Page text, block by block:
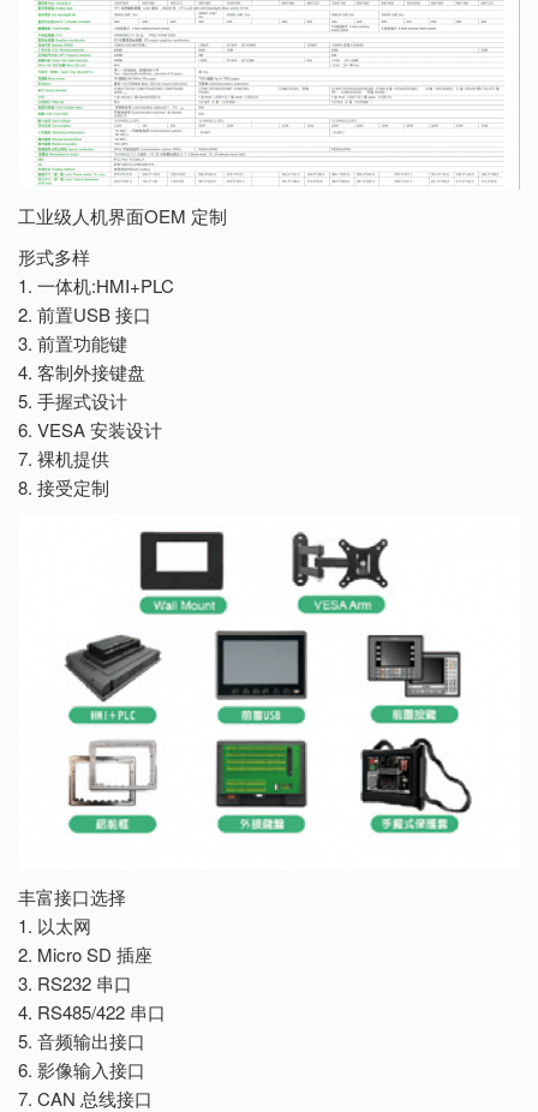
工业级人机界面OEM 定制
形式多样
1. 一体机:HMI+PLC
2. 前置USB 接口
3. 前置功能键
4. 客制外接键盘
5. 手握式设计
6. VESA 安装设计
7. 裸机提供
8. 接受定制
丰富接口选择
1. 以太网
2. Micro SD 插座
3. RS232 串口
4. RS485/422 串口
5. 音频输出接口
6. 影像输入接口
7. CAN 总线接口